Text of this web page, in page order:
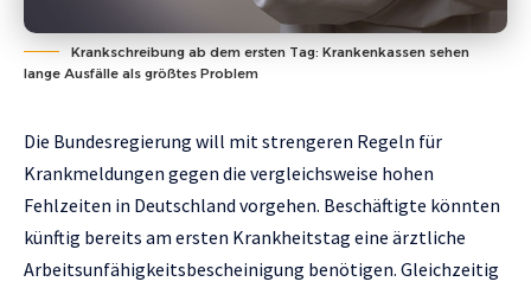
Krankschreibung ab dem ersten Tag: Krankenkassen sehen
lange Ausfälle als größtes Problem
Die Bundesregierung will mit strengeren Regeln für
Krankmeldungen gegen die vergleichsweise hohen
Fehlzeiten in Deutschland vorgehen. Beschäftigte könnten
künftig bereits am ersten Krankheitstag eine ärztliche
Arbeitsunfähigkeitsbescheinigung benötigen. Gleichzeitig